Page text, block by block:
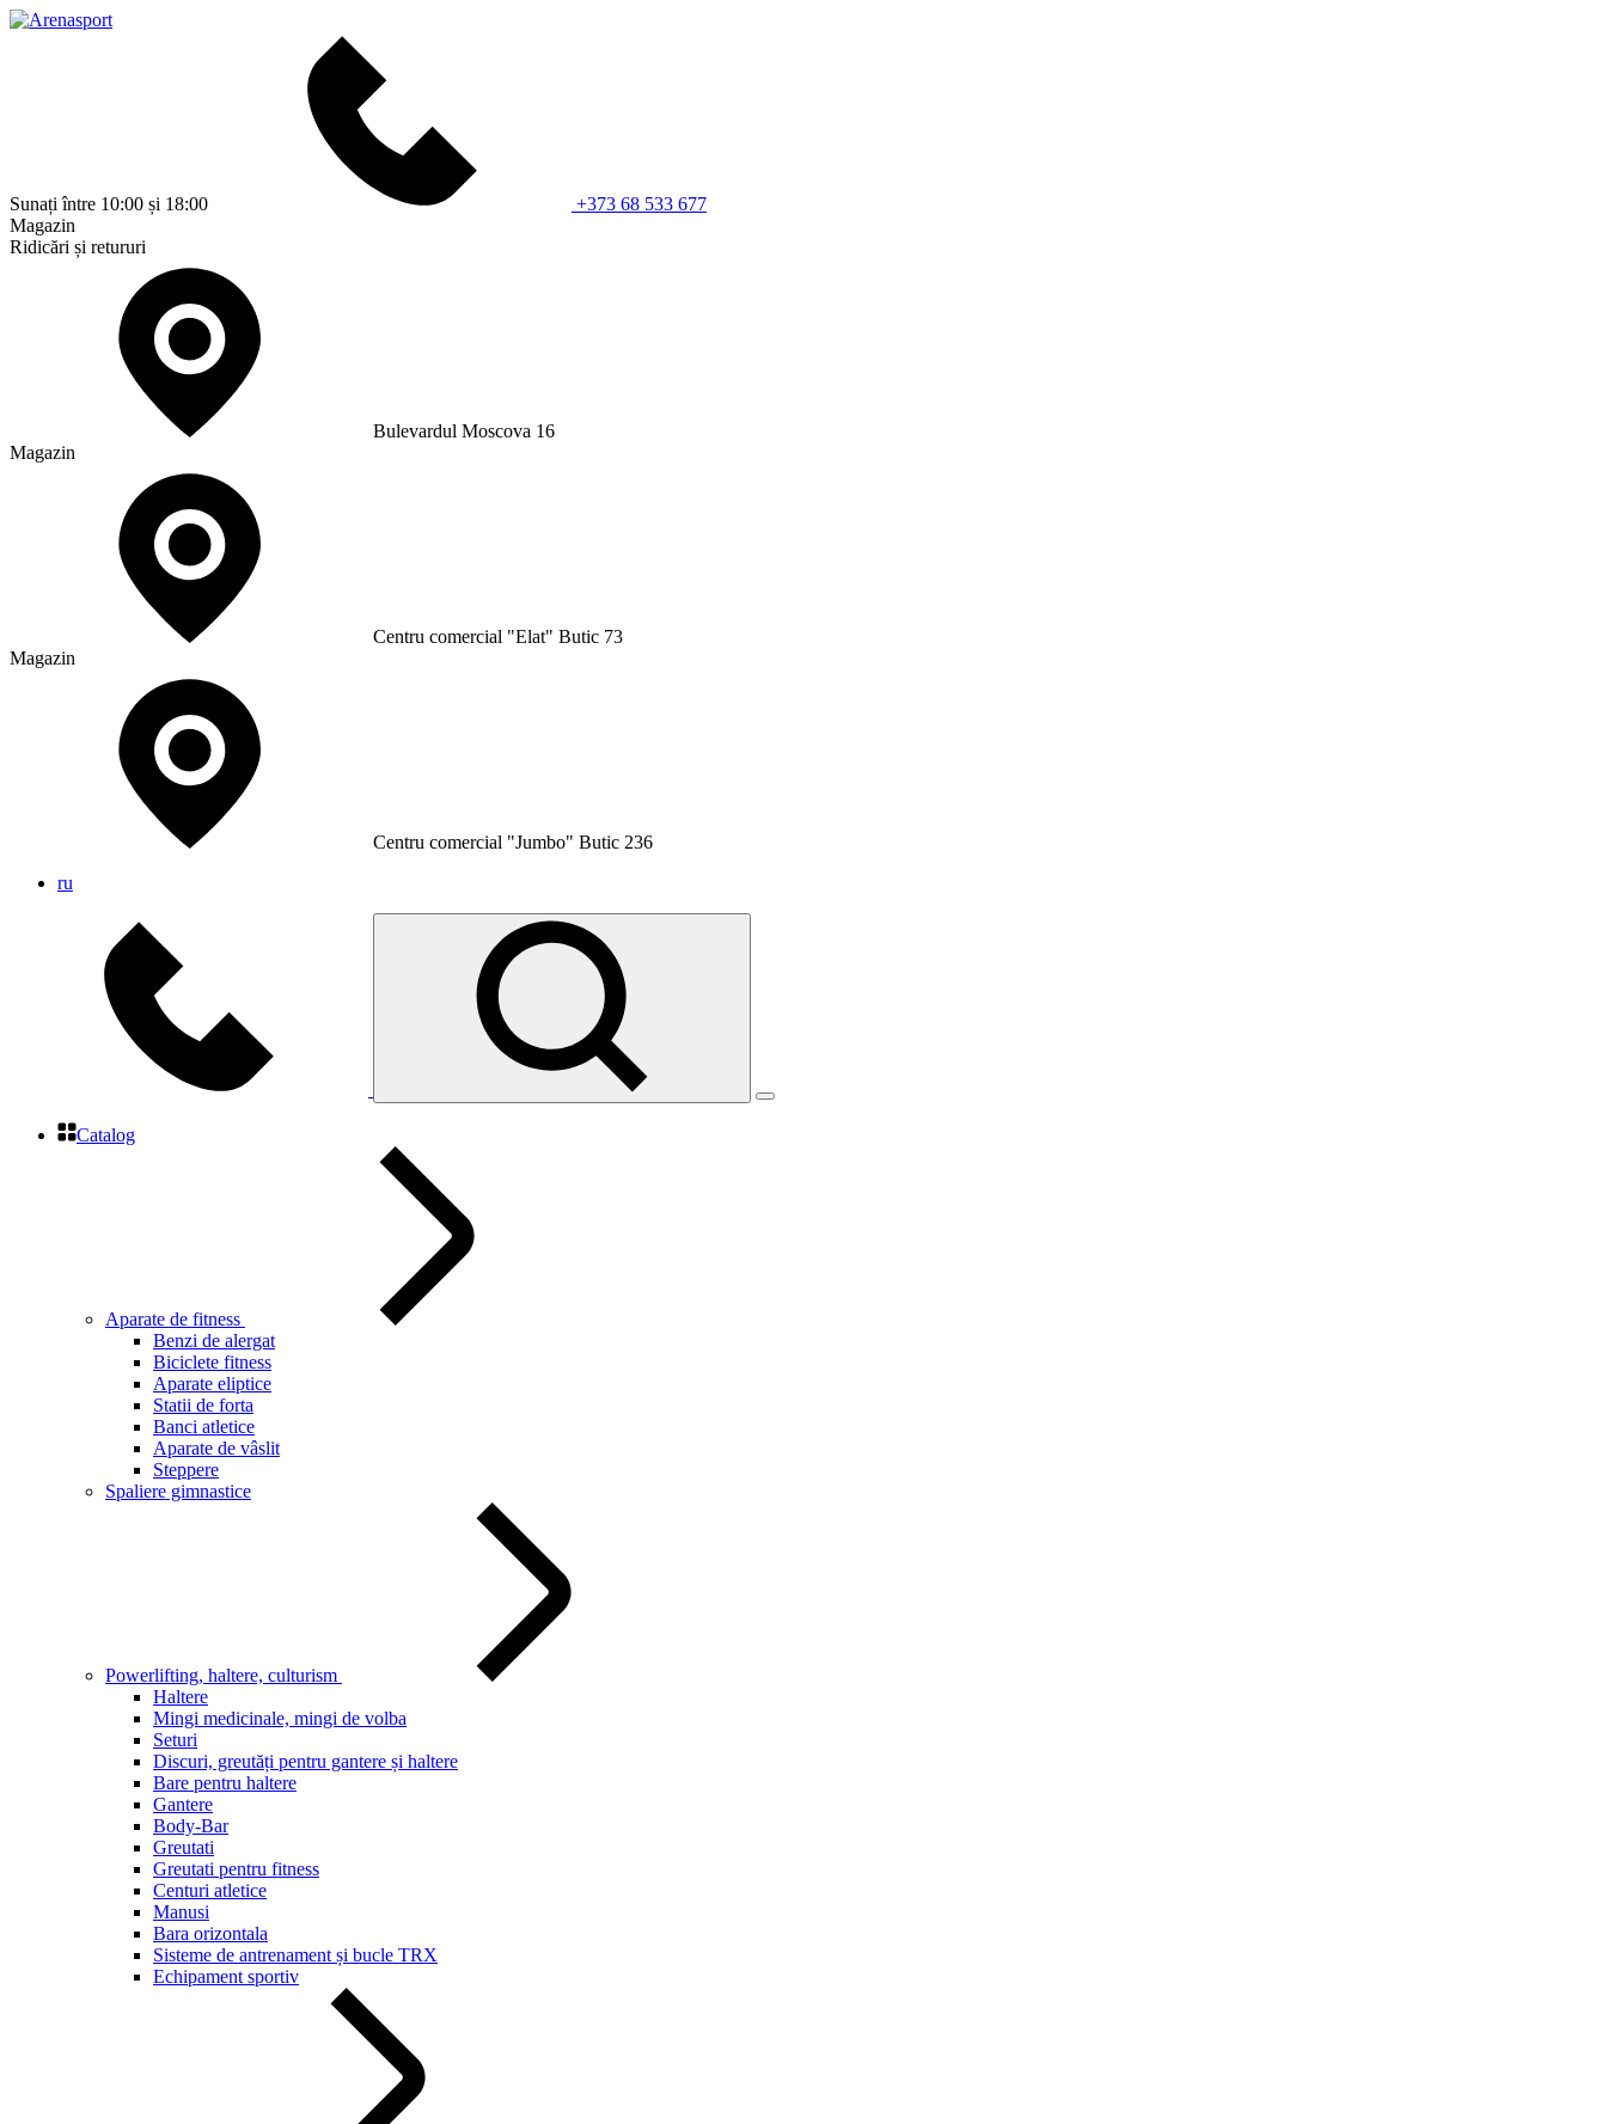
Sunați între 10:00 și 18:00
+373 68 533 677
Magazin
Ridicări și retururi
Bulevardul Moscova 16
Magazin
Сentru comercial "Elat" Butic 73
Magazin
Сentru comercial "Jumbo" Butic 236
ru
Catalog
Aparate de fitness
Benzi de alergat
Biciclete fitness
Aparate eliptice
Statii de forta
Banci atletice
Aparate de vâslit
Steppere
Spaliere gimnastice
Powerlifting, haltere, culturism
Haltere
Mingi medicinale, mingi de volba
Seturi
Discuri, greutăți pentru gantere și haltere
Bare pentru haltere
Gantere
Body-Bar
Greutati
Greutati pentru fitness
Centuri atletice
Manusi
Bara orizontala
Sisteme de antrenament și bucle TRX
Echipament sportiv